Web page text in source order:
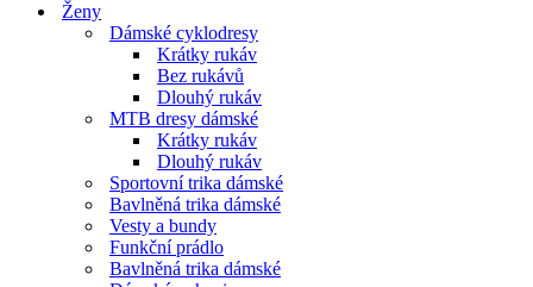
Ženy
Dámské cyklodresy
Krátky rukáv
Bez rukávů
Dlouhý rukáv
MTB dresy dámské
Krátky rukáv
Dlouhý rukáv
Sportovní trika dámské
Bavlněná trika dámské
Vesty a bundy
Funkční prádlo
Bavlněná trika dámské